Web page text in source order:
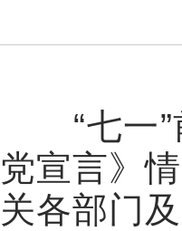
“七一”
党宣言》
关各部门
模